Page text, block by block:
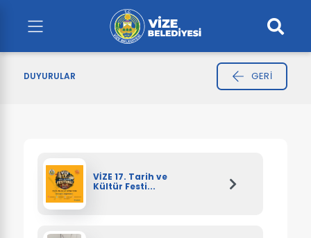
DUYURULAR GERI
VİZE 17. Tarih ve
Kültür Festi...